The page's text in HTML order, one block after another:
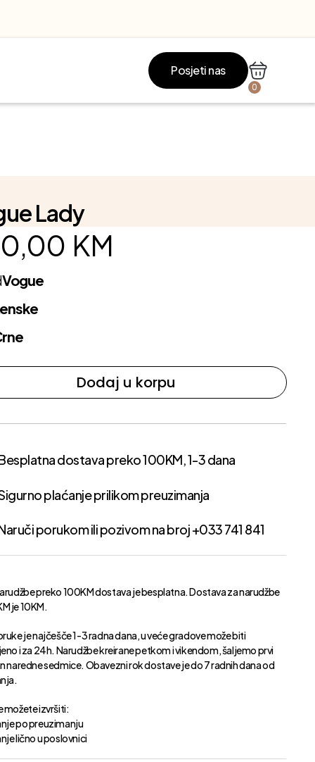
Posjeti nas
0
Lady
KM
Vogue
Dodaj u korpu
dostava preko 100KM, 1-3 dana
plaćanje prilikom preuzimanja
porukom ili pozivom na broj +033 741 841
preko 100KM dostava je besplatna. Dostava za narudžbe
je 10KM.
je najčešče 1-3 radna dana, u veće gradove može biti
i za 24h. Narudžbe kreirane petkom i vikendom, šaljemo prvi
naredne sedmice. Obavezni rok dostave je do 7 radnih dana od
možete izvršiti:
po preuzimanju
lično u poslovnici